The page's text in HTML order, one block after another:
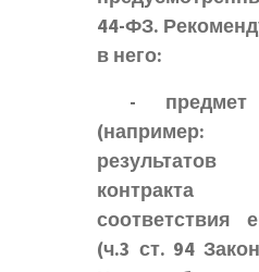
44-ФЗ.
в него:
- предмет
(например:
результатов
соответствия
(ч.3 ст. 94